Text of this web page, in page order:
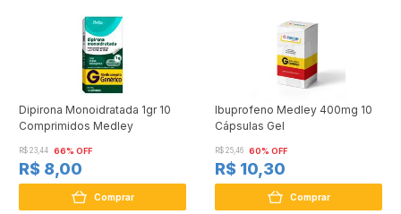
Dipirona Monoidratada 1gr 10
Comprimidos Medley
R$ 23,44 66% OFF
R$ 8,00
Comprar
Ibuprofeno Medley 400mg 10
Cápsulas Gel
R$ 25,46 60% OFF
R$ 10,30
Comprar